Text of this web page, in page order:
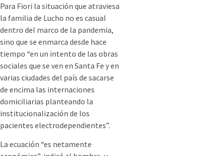
Para Fiori la situación que atraviesa
la familia de Lucho no es casual
dentro del marco de la pandemia,
sino que se enmarca desde hace
tiempo “en un intento de las obras
sociales que se ven en Santa Fe y en
varias ciudades del país de sacarse
de encima las internaciones
domiciliarias planteando la
institucionalización de los
pacientes electrodependientes”.
La ecuación “es netamente